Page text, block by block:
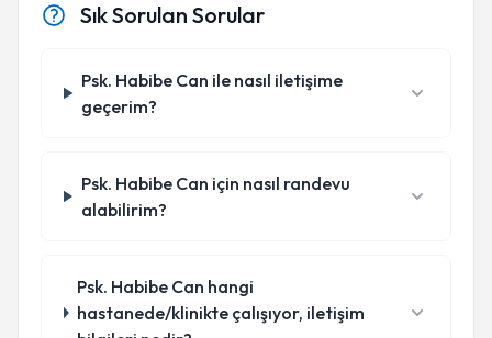
Sık Sorulan Sorular
Psk. Habibe Can ile nasıl iletişime
geçerim?
Psk. Habibe Can için nasıl randevu
alabilirim?
Psk. Habibe Can hangi
hastanede/klinikte çalışıyor, iletişim